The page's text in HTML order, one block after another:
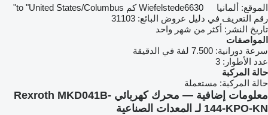
الموقع: ألمانيا Wiefelstede6630 كم to "United States/Columbus"
رقم التعريف في دليل عروض البائع: 31103
تاريخ النشر: أكثر من شهر واحد
المواصفات
سرعة دورانية: 7.500 لفة في الدقيقة
عدد الأطوار: 3
حالة المركبة
حالة المركبة: مستعملة
معلومات إضافية — محرك كهربائي Rexroth MKD041B-
144-KPO-KN لـ المعدات الصناعية